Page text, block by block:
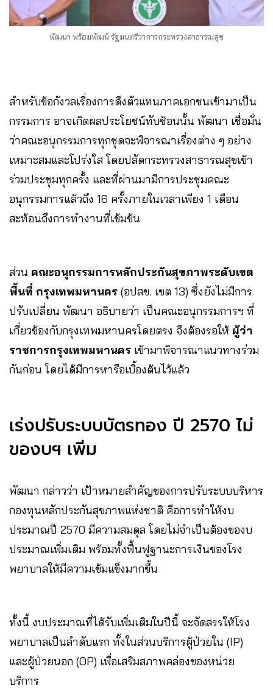
พัฒนา พร้อมพัฒน์ รัฐมนตรีว่าการกระทรวงสาธารณสุข
สำหรับข้อกังวลเรื่องการดึงตัวแทนภาคเอกชนเข้ามาเป็น
กรรมการ อาจเกิดผลประโยชน์ทับซ้อนนั้น พัฒนา เชื่อมั่น
ว่าคณะอนุกรรมการทุกชุดจะพิจารณาเรื่องต่าง ๆ อย่าง
เหมาะสมและโปร่งใส โดยปลัดกระทรวงสาธารณสุขเข้า
ร่วมประชุมทุกครั้ง และที่ผ่านมามีการประชุมคณะ
อนุกรรมการแล้วถึง 16 ครั้งภายในเวลาเพียง 1 เดือน
สะท้อนถึงการทำงานที่เข้มข้น
ส่วน คณะอนุกรรมการหลักประกันสุขภาพระดับเขต
พื้นที่ กรุงเทพมหานคร (อปสข. เขต 13) ซึ่งยังไม่มีการ
ปรับเปลี่ยน พัฒนา อธิบายว่า เป็นคณะอนุกรรมการฯ ที่
เกี่ยวข้องกับกรุงเทพมหานครโดยตรง จึงต้องรอให้ ผู้ว่า
ราชการกรุงเทพมหานคร เข้ามาพิจารณาแนวทางร่วม
กันก่อน โดยได้มีการหารือเบื้องต้นไว้แล้ว
เร่งปรับระบบบัตรทอง ปี 2570 ไม่
ของบฯ เพิ่ม
พัฒนา กล่าวว่า เป้าหมายสำคัญของการปรับระบบบริหาร
กองทุนหลักประกันสุขภาพแห่งชาติ คือการทำให้งบ
ประมาณปี 2570 มีความสมดุล โดยไม่จำเป็นต้องของบ
ประมาณเพิ่มเติม พร้อมทั้งฟื้นฟูฐานะการเงินของโรง
พยาบาลให้มีความเข้มแข็งมากขึ้น
ทั้งนี้ งบประมาณที่ได้รับเพิ่มเติมในปีนี้ จะจัดสรรให้โรง
พยาบาลเป็นลำดับแรก ทั้งในส่วนบริการผู้ป่วยใน (IP)
และผู้ป่วยนอก (OP) เพื่อเสริมสภาพคล่องของหน่วย
บริการ